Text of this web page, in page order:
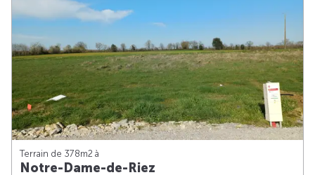
Terrain de 378m2 à
Notre-Dame-de-Riez